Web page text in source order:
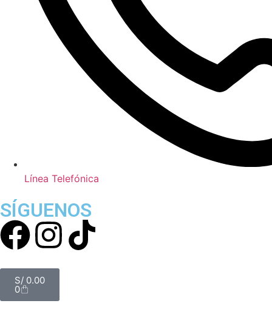
Línea Telefónica
SÍGUENOS
S/ 0.00
0